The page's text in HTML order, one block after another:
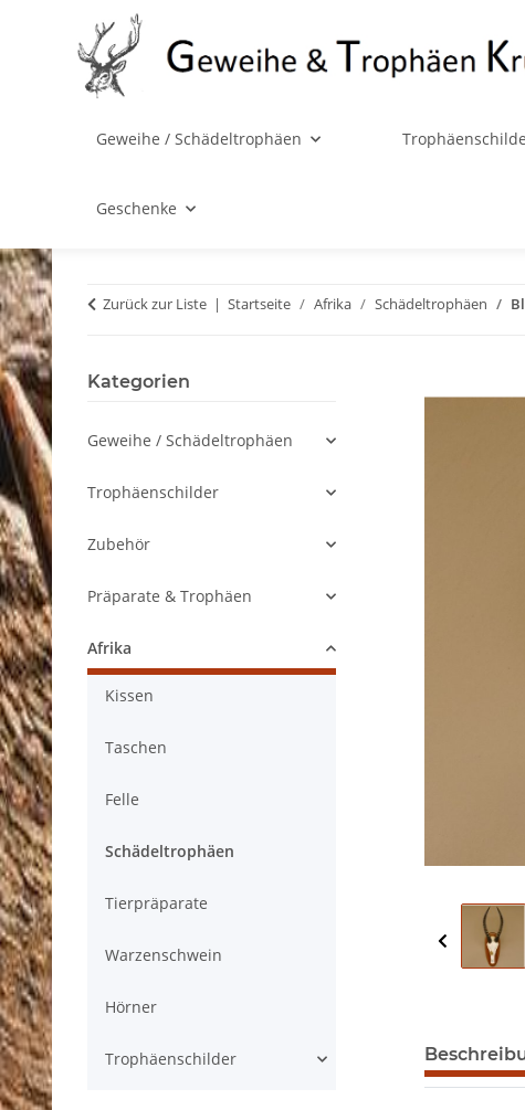
Geweihe / Schädeltrophäen
Geschenke
Zurück zur Liste Startseite Afrika Schädeltrophäen
Kategorien
Geweihe / Schädeltrophäen
Trophäenschilder
Zubehör
Präparate & Trophäen
Afrika
Kissen
Taschen
Felle
Schädeltrophäen
Tierpräparate
Warzenschwein
Hörner
Trophäenschilder